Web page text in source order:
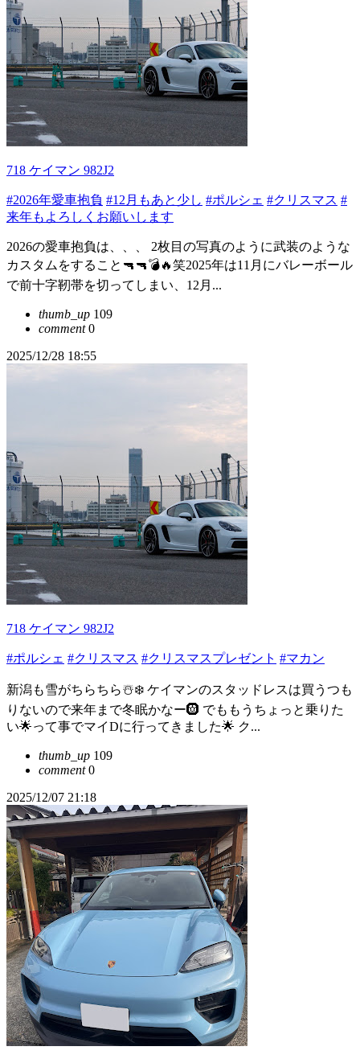
718 ケイマン 982J2
#2026年愛車抱負 #12月もあと少し #ポルシェ #クリスマス #
来年もよろしくお願いします
2026の愛車抱負は、、、 2枚目の写真のように武装のような
カスタムをすること🔫🔫💣🔥笑2025年は11月にバレーボール
で前十字靭帯を切ってしまい、12月...
thumb_up 109
comment0
2025/12/28 18:55
718 ケイマン 982J2
#ポルシェ #クリスマス #クリスマスプレゼント #マカン
新潟も雪がちらちら☃️❄️ ケイマンのスタッドレスは買うつも
りないので来年まで冬眠かなー🛞 でももうちょっと乗りた
い🌟って事でマイDに行ってきました🌟 ク...
thumb_up 109
comment0
2025/12/07 21:18